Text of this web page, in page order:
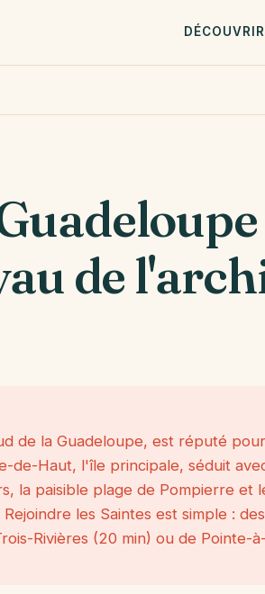
DÉCOUVRIR
de
de la Guadeloupe, est réputé
de-Haut, l'île principale, séduit
la paisible plage de Pompierre et
les Saintes est simple :
Rivières (20 min) ou de Pointe-